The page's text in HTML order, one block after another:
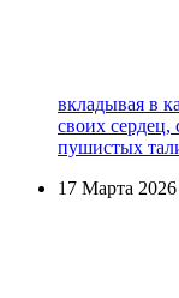
вкладывая в
своих
пушистых
17 Марта 2026